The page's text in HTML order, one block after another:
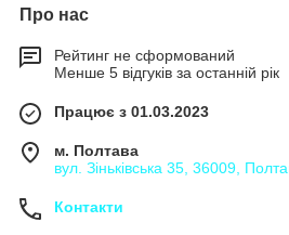
Про нас
Рейтинг не сформований
Менше 5 відгуків за останній рік
Працює з 01.03.2023
м. Полтава
вул. Зіньківська 35, 36009,
Контакти